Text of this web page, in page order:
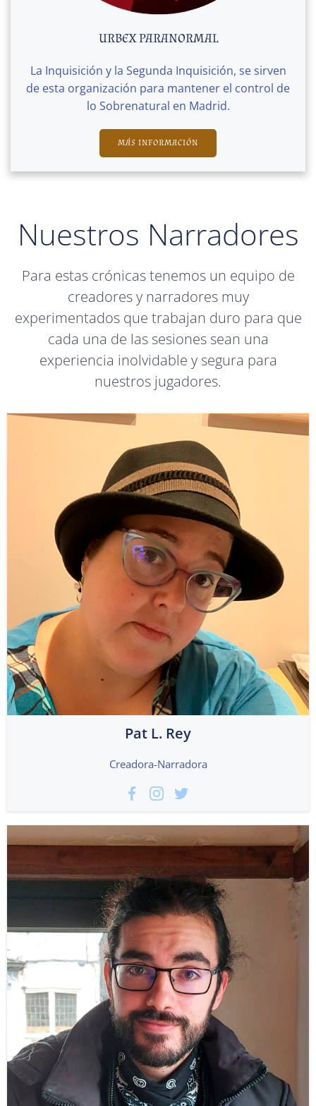
URBEX PARANORMAL
La Inquisición y la Segunda Inquisición, se sirven
de esta organización para mantener el control de
lo Sobrenatural en Madrid.
MÁS INFORMACIÓN
Nuestros Narradores
Para estas crónicas tenemos un equipo de
creadores y narradores muy
experimentados que trabajan duro para que
cada una de las sesiones sean una
experiencia inolvidable y segura para
nuestros jugadores.
Pat L. Rey
Creadora-Narradora